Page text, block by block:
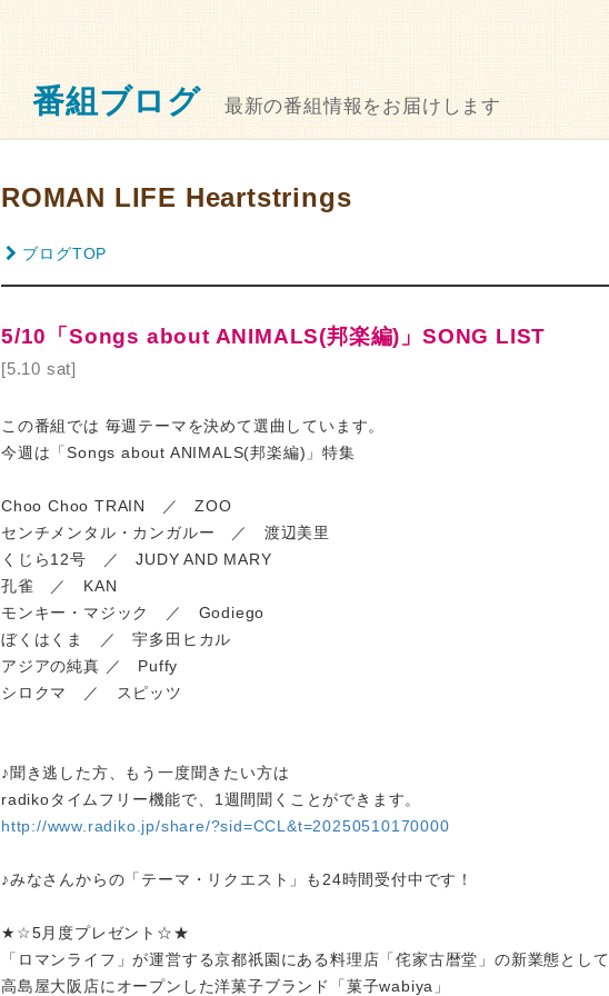
番組ブログ 最新の番組情報をお届けします
ROMAN LIFE Heartstrings
ブログTOP
5/10「Songs about ANIMALS(邦楽編)」SONG LIST
[5.10 sat]
この番組では 毎週テーマを決めて選曲しています。
今週は「Songs about ANIMALS(邦楽編)」特集
Choo Choo TRAIN ／ ZOO
センチメンタル・カンガルー ／ 渡辺美里
くじら12号 ／ JUDY AND MARY
孔雀 ／ KAN
モンキー・マジック ／ Godiego
ぼくはくま ／ 宇多田ヒカル
アジアの純真 ／ Puffy
シロクマ ／ スピッツ
♪聞き逃した方、もう一度聞きたい方は
radikoタイムフリー機能で、1週間聞くことができます。
http://www.radiko.jp/share/?sid=CCL&t=20250510170000
♪みなさんからの「テーマ・リクエスト」も24時間受付中です！
★☆5月度プレゼント☆★
「ロマンライフ」が運営する京都祇園にある料理店「侘家古暦堂」の新業態として
高島屋大阪店にオープンした洋菓子ブランド「菓子wabiya」